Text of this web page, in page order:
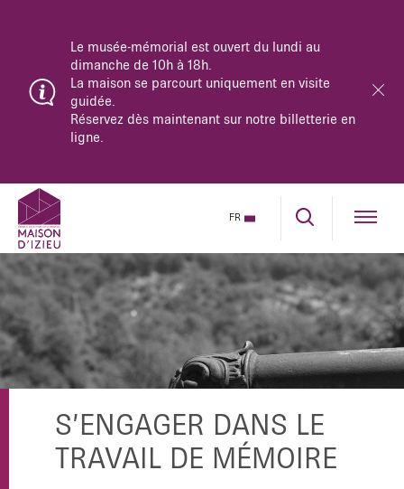
Le musée-mémorial est ouvert du lundi au
dimanche de 10h à 18h.
La maison se parcourt uniquement en visite
guidée.
Réservez dès maintenant sur notre billetterie en
ligne.
FR
S’ENGAGER DANS LE
TRAVAIL DE MÉMOIRE